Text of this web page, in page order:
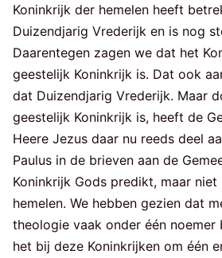
Koninkrijk der hemelen heeft
Duizendjarig Vrederijk en is nog
Daarentegen zagen we dat het
geestelijk Koninkrijk is. Dat ook
dat Duizendjarig Vrederijk. Maar
geestelijk Koninkrijk is, heeft de
Heere Jezus daar nu reeds deel
Paulus in de brieven aan de
Koninkrijk Gods predikt, maar
hemelen. We hebben gezien dat
theologie vaak onder één
het bij deze Koninkrijken om één